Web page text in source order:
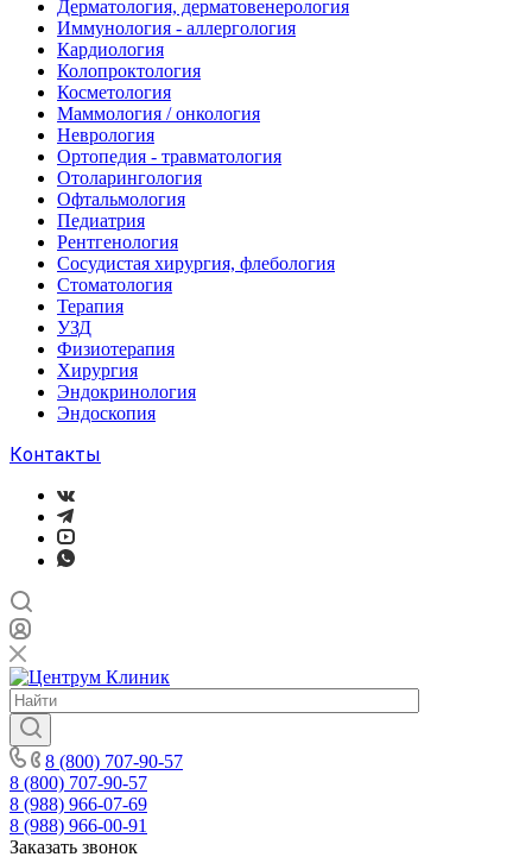
Дерматология, дерматовенерология
Иммунология - аллергология
Кардиология
Колопроктология
Косметология
Маммология / онкология
Неврология
Ортопедия - травматология
Отоларингология
Офтальмология
Педиатрия
Рентгенология
Сосудистая хирургия, флебология
Стоматология
Терапия
УЗД
Физиотерапия
Хирургия
Эндокринология
Эндоскопия
Контакты
8 (800) 707-90-57
8 (800) 707-90-57
8 (988) 966-07-69
8 (988) 966-00-91
Заказать звонок